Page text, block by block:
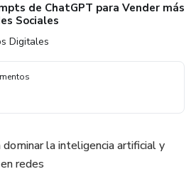
de ChatGPT para Vender más
Sociales
Digitales
la inteligencia artificial y
redes